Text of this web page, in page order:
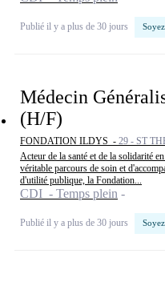
Publié il y a plus de 30 jours
Médecin
(H/F)
FONDATION ILDYS - 29 - ST
Acteur de la santé et de la solidarité
véritable parcours de soin et
d'utilité publique, la Fondation...
CDI - Temps plein
Publié il y a plus de 30 jours